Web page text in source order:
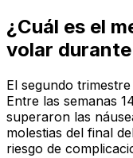
¿Cuál es el
volar
El segundo
Entre las semanas
superaron las
molestias del final
riesgo de